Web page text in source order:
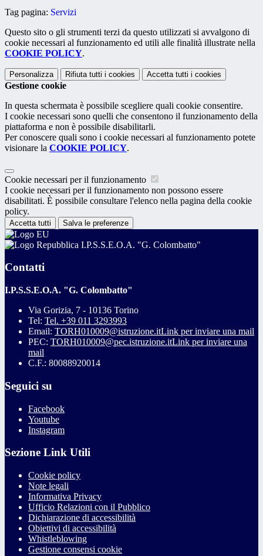
Tag pagina: Servizi
Questo sito o gli strumenti terzi da questo utilizzati si avvalgono di
cookie necessari al funzionamento ed utili alle finalità illustrate nella
COOKIE POLICY.
Personalizza Rifiuta tutti i cookies Accetta tutti i cookies
Gestione cookie
In questa schermata è possibile scegliere quali cookie consentire.
I cookie necessari sono quelli che consentono il funzionamento della
piattaforma e non è possibile disabilitarli.
Per conoscere quali sono i cookie necessari al funzionamento potete
visionare la COOKIE POLICY.
Cookie necessari per il funzionamento
I cookie necessari per il funzionamento non possono essere
disabilitati. È possibile consultare l'elenco nella pagina della cookie
policy.
Accetta tutti Salva le preferenze
I.P.S.S.E.O.A. "G. Colombatto"
Contatti
I.P.S.S.E.O.A. "G. Colombatto"
Via Gorizia, 7 - 10136 Torino
Tel: Tel. +39 011 3293993
Email: TORH010009@istruzione.itLink per inviare una mail
PEC: TORH010009@pec.istruzione.itLink per inviare una
mail
C.F.: 80088920014
Seguici su
Facebook
Youtube
Instagram
Sezione Link Utili
Cookie policy
Note legali
Informativa Privacy
Ufficio Relazioni con il Pubblico
Dichiarazione di accessibilità
Obiettivi di accessibilità
Whistleblowing
Gestione consensi cookie